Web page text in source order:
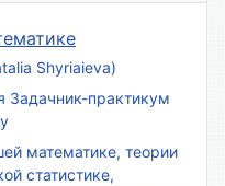
Shyriaieva)
Задачник-практикум
математике, теории
статистике,